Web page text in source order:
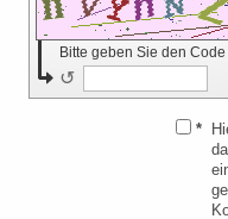
Bitte geben Sie den Code
↺
*